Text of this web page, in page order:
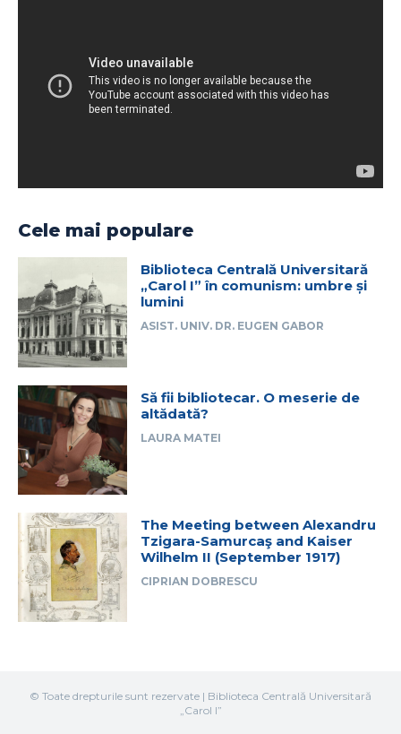
Cele mai populare
Biblioteca Centrală Universitară
„Carol I” în comunism: umbre și
lumini
ASIST. UNIV. DR. EUGEN GABOR
Să fii bibliotecar. O meserie de
altădată?
LAURA MATEI
The Meeting between Alexandru
Tzigara-Samurcaş and Kaiser
Wilhelm II (September 1917)
CIPRIAN DOBRESCU
© Toate drepturile sunt rezervate | Biblioteca Centrală Universitară
„Carol I”